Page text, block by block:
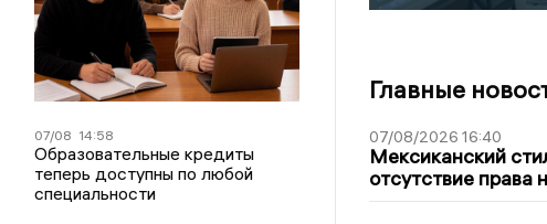
07/08 14:58
Образовательные кредиты
теперь доступны по любой
специальности
Главные
07/08/2026 16:40
Мексиканский
отсутствие